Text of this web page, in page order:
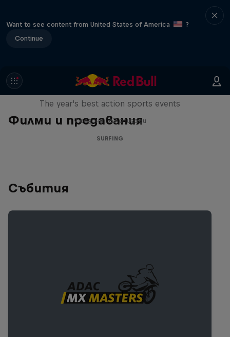
Want to see content from United States of America
?
Continue
Филми и предавания
Red Bull Signature Series
The year's best action sports events
9 сезони · 67 епизоди
SURFING
Събития